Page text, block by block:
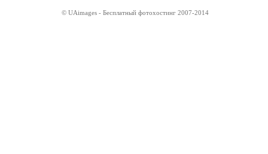
© UAimages - Бесплатный фотохостинг 2007-2014